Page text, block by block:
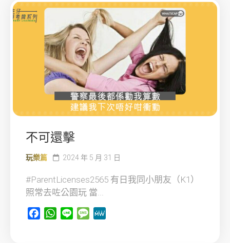
不可還擊
玩樂篇 2024 年 5 月 31 日
#ParentLicenses2565 有日我同小朋友（K1）
照常去咗公園玩 當...
FacebookWhatsApp
Line Message